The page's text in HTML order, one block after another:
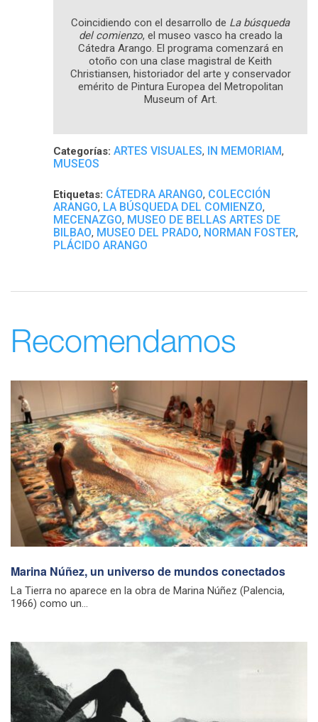
Coincidiendo con el desarrollo de La búsqueda
del comienzo, el museo vasco ha creado la
Cátedra Arango. El programa comenzará en
otoño con una clase magistral de Keith
Christiansen, historiador del arte y conservador
emérito de Pintura Europea del Metropolitan
Museum of Art.
Categorías: ARTES VISUALES, IN MEMORIAM,
MUSEOS
Etiquetas: CÁTEDRA ARANGO, COLECCIÓN
ARANGO, LA BÚSQUEDA DEL COMIENZO,
MECENAZGO, MUSEO DE BELLAS ARTES DE
BILBAO, MUSEO DEL PRADO, NORMAN FOSTER,
PLÁCIDO ARANGO
Recomendamos
Marina Núñez, un universo de mundos conectados
La Tierra no aparece en la obra de Marina Núñez (Palencia,
1966) como un...